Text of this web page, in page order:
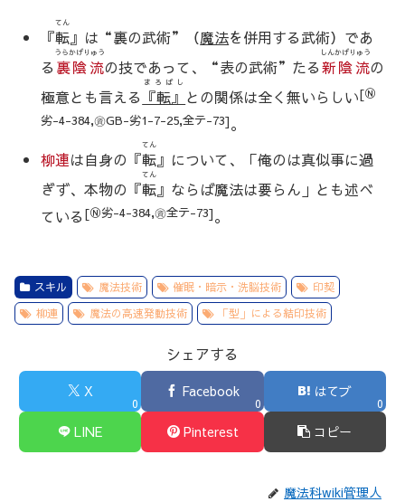
『転
てん
』は“裏の武術”（魔法を併用する武術）であ
る 裏陰流
うらかげりゅう
の技であって、“表の武術”たる新陰流
しんかげりゅう
の
極意とも言える 『転』
まろばし
との関係は全く無いらしい[Ⓝ
劣-4-384,㊮GB-劣1-7-25,全テ-73]。
柳連は自身の『転
てん
』について、「俺のは真似事に過
ぎず、本物の『転
てん
』ならば魔法は要らん」とも述べ
ている [Ⓝ劣-4-384,㊮全テ-73]。
スキル 魔法技術 催眠・暗示・洗脳技術
印契
柳連
魔法の高速発動技術 「型」による結印技術
シェアする
X
0
Facebook
0
はてブ
0
LINE Pinterest コピー
魔法科wiki管理人